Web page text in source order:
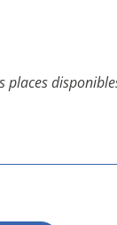
places